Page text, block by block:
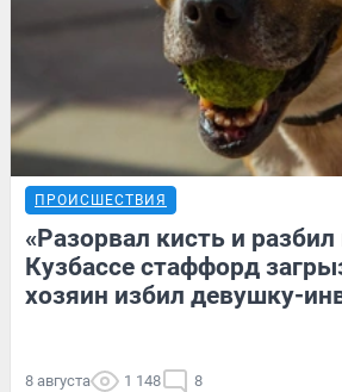
ПРОИСШЕСТВИЯ
«Разорвал кисть и разбил
Кузбассе стаффорд
хозяин избил девушку-
8 августа 1 148 8